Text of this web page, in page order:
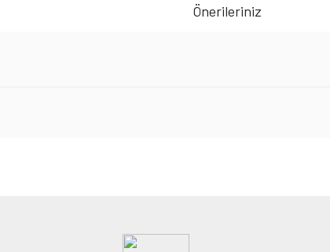
Önerileriniz